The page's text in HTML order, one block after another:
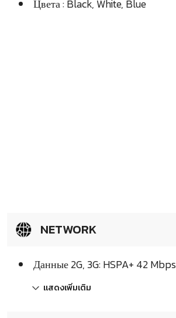
Цвета : Black, White, Blue
NETWORK
Данные 2G, 3G: HSPA+ 42 Mbps
แสดงเพิ่มเติม